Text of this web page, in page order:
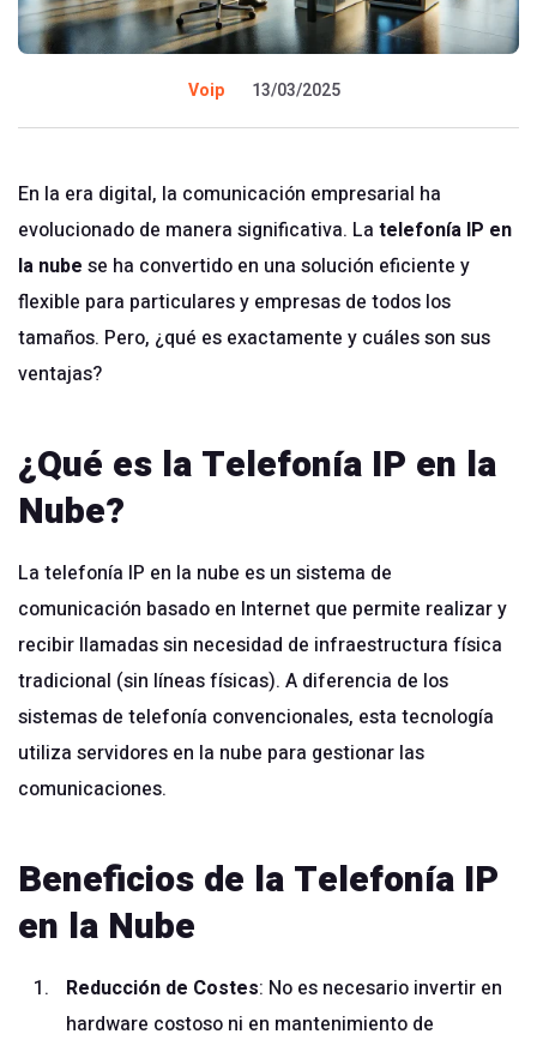
Voip 13/03/2025
En la era digital, la comunicación empresarial ha
evolucionado de manera significativa. La telefonía IP en
la nube se ha convertido en una solución eficiente y
flexible para particulares y empresas de todos los
tamaños. Pero, ¿qué es exactamente y cuáles son sus
ventajas?
¿Qué es la Telefonía IP en la
Nube?
La telefonía IP en la nube es un sistema de
comunicación basado en Internet que permite realizar y
recibir llamadas sin necesidad de infraestructura física
tradicional (sin líneas físicas). A diferencia de los
sistemas de telefonía convencionales, esta tecnología
utiliza servidores en la nube para gestionar las
comunicaciones.
Beneficios de la Telefonía IP
en la Nube
Reducción de Costes: No es necesario invertir en
hardware costoso ni en mantenimiento de